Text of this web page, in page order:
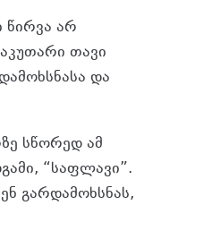
წირვა არ
თავი
და
სწორედ ამ
“საფლავი”.
გარდამოხსნას,